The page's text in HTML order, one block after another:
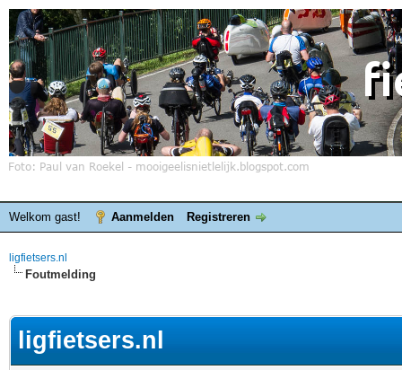
Welkom gast! Aanmelden Registreren
ligfietsers.nl
Foutmelding
ligfietsers.nl